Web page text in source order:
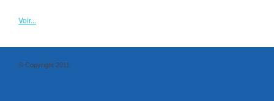
Voir...
© Copyright 2011